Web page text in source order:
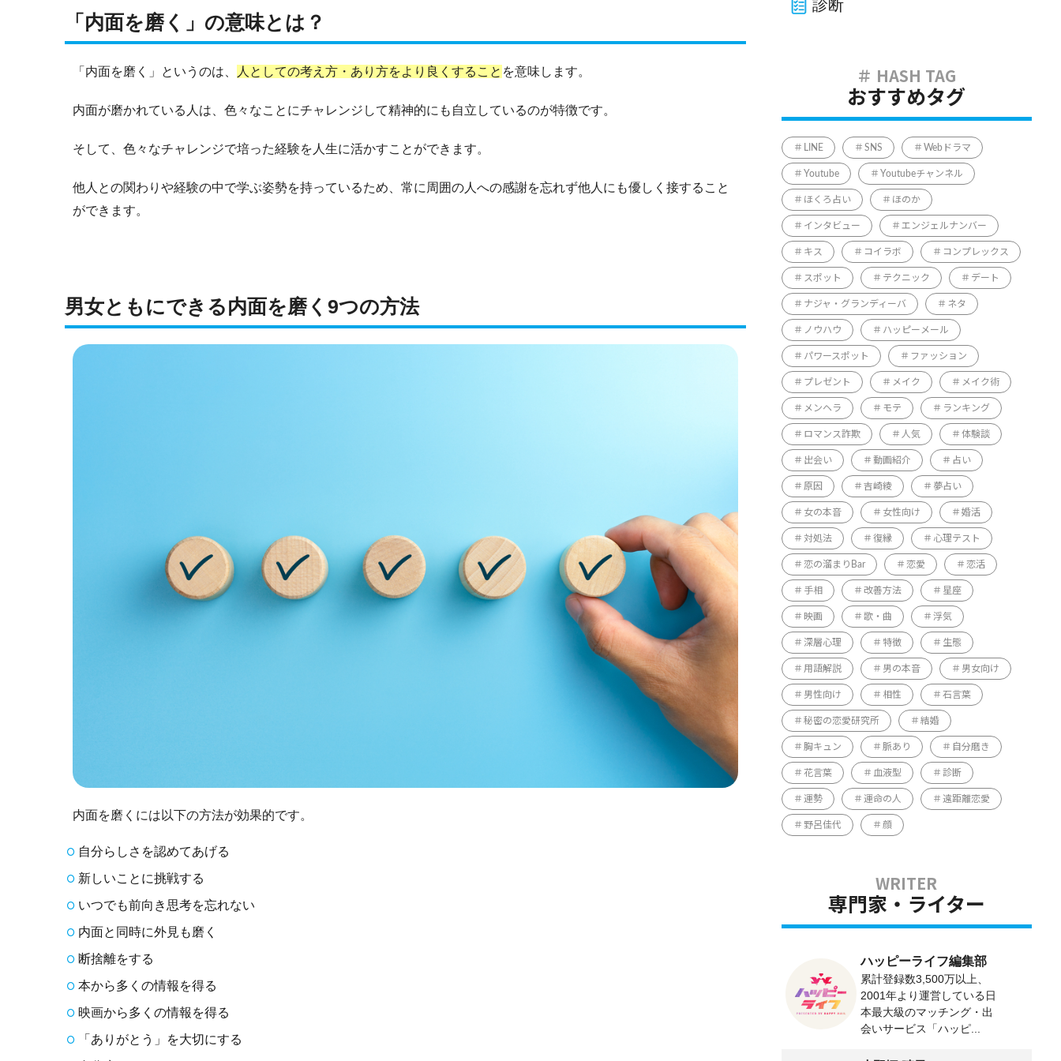
「内面を磨く」の意味とは？
「内面を磨く」というのは、 人としての考え方・あり方をより良くすること を意味します。
内面が磨かれている人は、色々なことにチャレンジして精神的にも自立しているのが特徴です。
そして、色々なチャレンジで培った経験を人生に活かすことができます。
他人との関わりや経験の中で学ぶ姿勢を持っているため、常に周囲の人への感謝を忘れず他人にも優しく接すること
ができます。
男女ともにできる内面を磨く9つの方法
内面を磨くには以下の方法が効果的です。
自分らしさを認めてあげる
新しいことに挑戦する
いつでも前向き思考を忘れない
内面と同時に外見も磨く
断捨離をする
本から多くの情報を得る
映画から多くの情報を得る
「ありがとう」を大切にする
診断
おすすめタグ
LINE SNS Webドラマ
Youtube Youtubeチャンネル
ほくろ占い ほのか
インタビュー エンジェルナンバー
キス コイラボ コンプレックス
スポット テクニック デート
ナジャ・グランディーバ ネタ
ノウハウ ハッピーメール
パワースポット ファッション
プレゼント メイク メイク術
メンヘラ モテ ランキング
ロマンス詐欺 人気 体験談
出会い 動画紹介 占い
原因 吉崎綾 夢占い
女の本音 女性向け 婚活
対処法 復縁 心理テスト
恋の溜まりBar 恋愛 恋活
手相 改善方法 星座
映画 歌・曲 浮気
深層心理 特徴 生態
用語解説 男の本音 男女向け
男性向け 相性 石言葉
秘密の恋愛研究所 結婚
胸キュン 脈あり 自分磨き
花言葉 血液型 診断
運勢 運命の人 遠距離恋愛
野呂佳代 顔
専門家・ライター
ハッピーライフ編集部
累計登録数3,500万以上、
2001年より運営している日
本最大級のマッチング・出
会いサービス「ハッピ...